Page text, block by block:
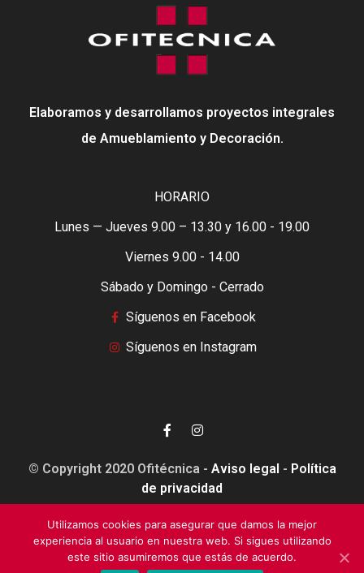
Elaboramos y desarrollamos proyectos integrales
de Amueblamiento y Decoración.
HORARIO
Lunes — Jueves 9.00 – 13.30 y 16.00 - 19.00
Viernes 9.00 - 14.00
Sábado y Domingo - Cerrado
Síguenos en Facebook
Síguenos en Instagram
© Copyright 2020 Ofitécnica - Aviso legal - Política
de privacidad
Utilizamos cookies para asegurar que damos la mejor
experiencia al usuario en nuestra web. Si sigues utilizando
este sitio asumiremos que estás de acuerdo.